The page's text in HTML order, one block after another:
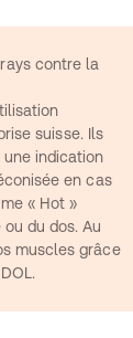
contre la
suisse. Ils
indication
en cas
« Hot »
du dos. Au
muscles grâce